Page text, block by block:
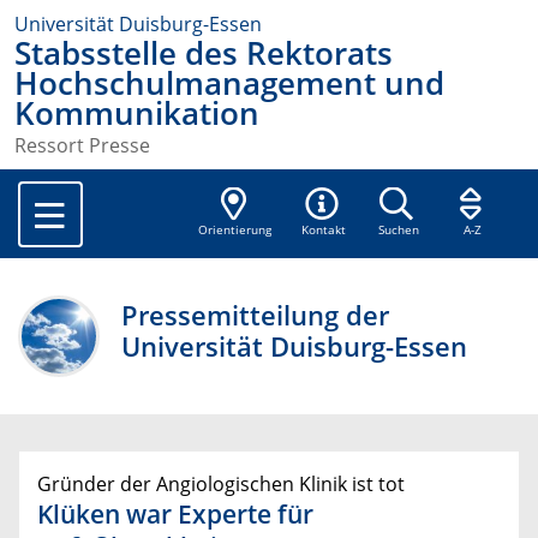
Universität Duisburg-Essen
Stabsstelle des Rektorats
Hochschulmanagement und
Kommunikation
Ressort Presse
Orientierung Kontakt Suchen A-Z
Pressemitteilung der
Universität Duisburg-Essen
Gründer der Angiologischen Klinik ist tot
Klüken war Experte für